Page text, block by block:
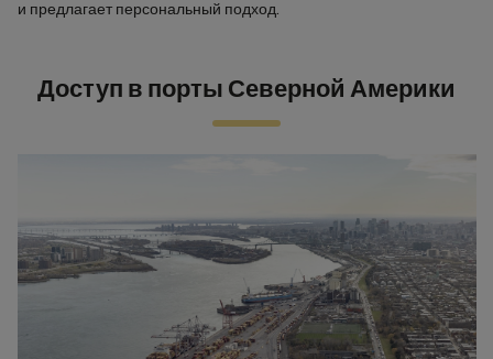
и предлагает персональный подход.
Доступ в порты Северной Америки